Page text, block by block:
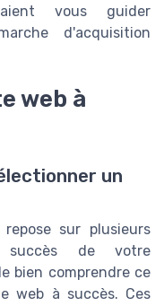
vous guider
d'acquisition
web à
un
sur plusieurs
de votre
bien comprendre ce
web à succès. Ces